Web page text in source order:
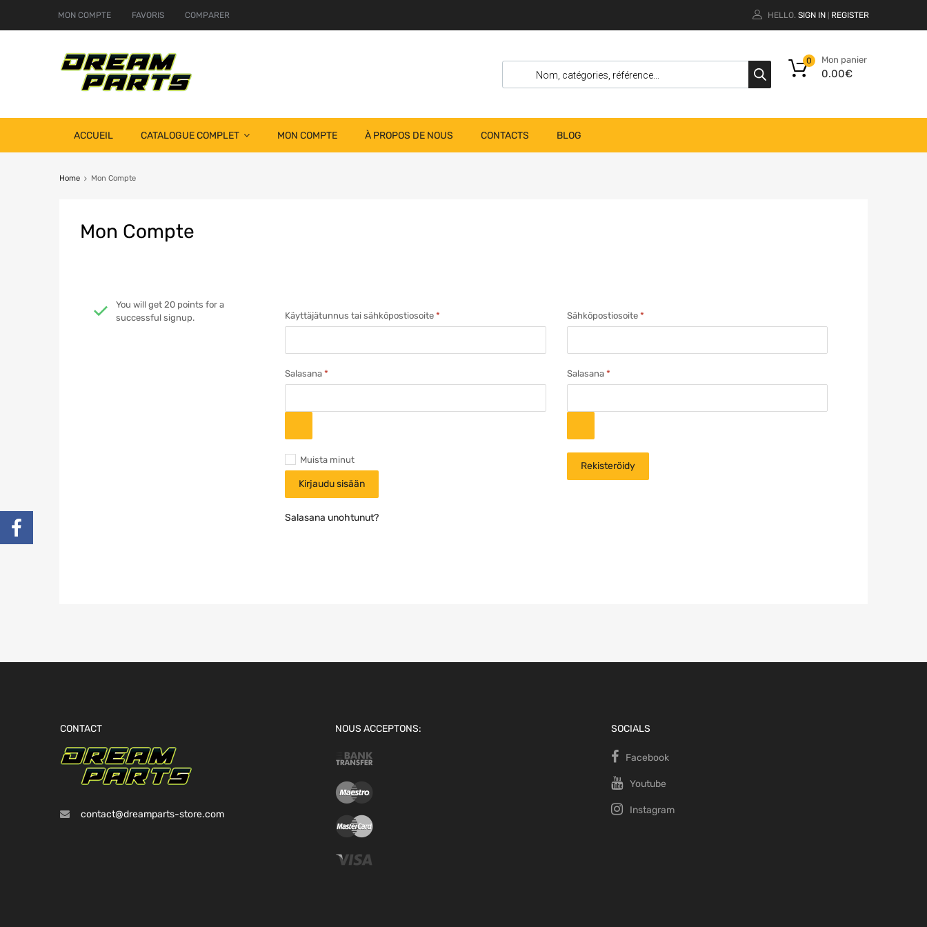
MON COMPTE FAVORIS COMPARER HELLO. SIGN IN REGISTER
Mon panier
0.00€
0
ACCUEIL CATALOGUE COMPLET MON COMPTE À PROPOS DE NOUS CONTACTS BLOG
Home Mon Compte
Mon Compte
You will get 20 points for a
successful signup.
Käyttäjätunnus tai sähköpostiosoite*
Salasana*
Muista minut
Kirjaudu sisään
Salasana unohtunut?
Sähköpostiosoite *
Salasana *
Rekisteröidy
CONTACT
contact@dreamparts-store.com
NOUS ACCEPTONS: SOCIALS
Facebook
Youtube
Instagram